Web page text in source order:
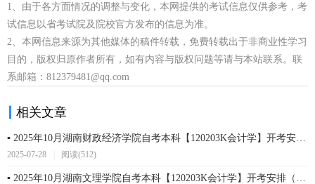
1、由于各方面情况的调整与变化，本网提供的考试信息仅供参考，考
试信息以省考试院及院校官方发布的信息为准。
2、本网信息来源为其他媒体的稿件转载，免费转载出于非商业性学习
目的，版权归原作者所有，如有内容与版权问题等请与本站联系。联
系邮箱：812379481@qq.com
相关文章
▪ 2025年10月湖南财政经济学院自考本科【120203K会计学】开考安排（202...
2025-07-28 阅读(512)
▪ 2025年10月湖南文理学院自考本科【120203K会计学】开考安排（2024版...